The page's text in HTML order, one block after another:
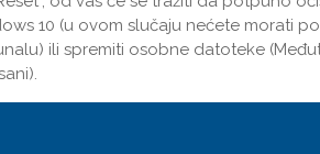
10 (u ovom slučaju nećete morati
ili spremiti osobne datoteke